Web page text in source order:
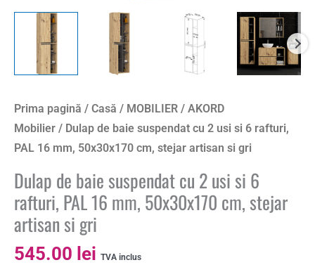
Prima pagină / Casă / MOBILIER / AKORD
Mobilier / Dulap de baie suspendat cu 2 usi si 6 rafturi,
PAL 16 mm, 50x30x170 cm, stejar artisan si gri
Dulap de baie suspendat cu 2 usi si 6
rafturi, PAL 16 mm, 50x30x170 cm, stejar
artisan si gri
545.00 lei TVA inclus